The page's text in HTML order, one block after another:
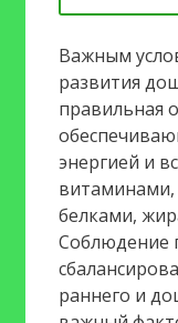
Ваше
Ваш e-
Тема
Важным
развития
правильная
энергией и
белками,
Соблюдение
раннего и